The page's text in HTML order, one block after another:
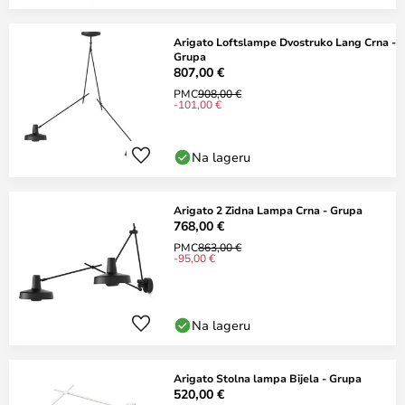
Arigato Loftslampe Dvostruko Lang Crna -
Grupa
807,00 €
PMC908,00 €
-101,00 €
Na lageru
Arigato 2 Zidna Lampa Crna - Grupa
768,00 €
PMC863,00 €
-95,00 €
Na lageru
Arigato Stolna lampa Bijela - Grupa
520,00 €